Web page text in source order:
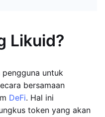
Likuid?
untuk
bersamaan
DeFi. Hal ini
token yang akan